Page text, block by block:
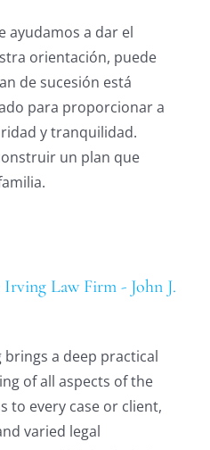
ayudamos a dar el
orientación, puede
de sucesión está
para proporcionar a
y tranquilidad.
un plan que
Irving Law Firm - John J.
brings a deep practical
of all aspects of the
to every case or client,
varied legal